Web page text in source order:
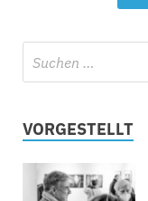
VORGESTELLT